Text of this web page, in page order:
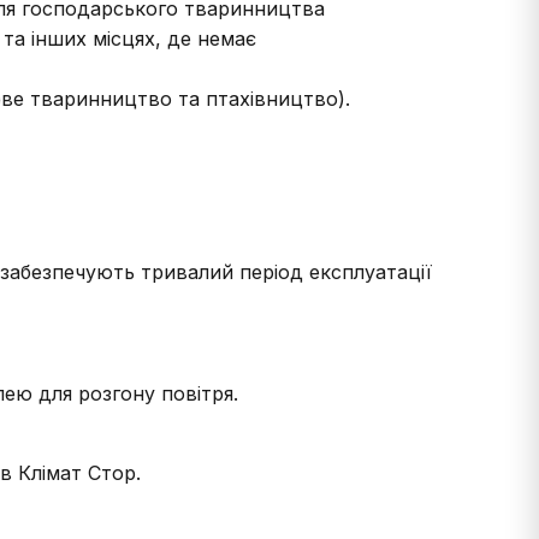
господарського тваринництва
інших місцях, де немає
тваринництво та птахівництво).
тривалий період експлуатації
для розгону повітря.
Клімат Стор.